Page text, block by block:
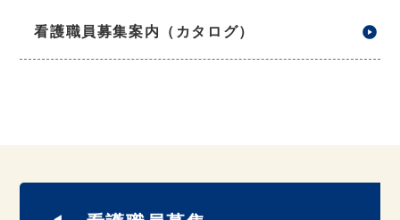
看護職員募集案内（カタログ）